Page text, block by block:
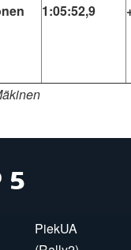
1:05:52,9
5
PiekUA